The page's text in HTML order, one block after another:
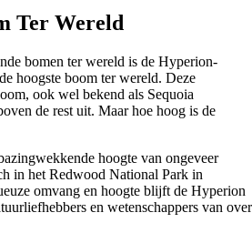
Ter Wereld
bomen ter wereld is de Hyperion-
hoogste boom ter wereld. Deze
ook wel bekend als Sequoia
de rest uit. Maar hoe hoog is de
hoogte van ongeveer
in het Redwood National Park in
omvang en hoogte blijft de Hyperion
en wetenschappers van over